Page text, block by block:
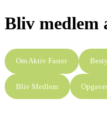
Bliv medlem
Om Aktiv Faster
Bliv Medlem